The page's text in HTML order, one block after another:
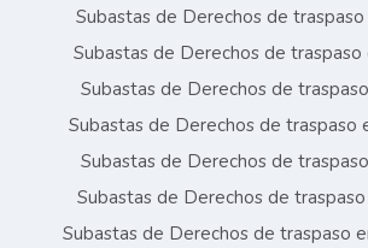
Subastas de Derechos de
Subastas de Derechos de traspaso
Subastas de Derechos de
Subastas de Derechos de traspaso
Subastas de Derechos de
Subastas de Derechos de
Subastas de Derechos de traspaso